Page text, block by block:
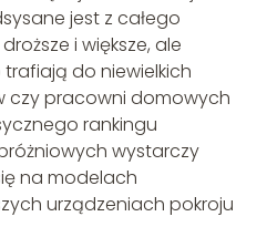
jest z całego
i większe, ale
do niewielkich
czy pracowni domowych
rankingu
wystarczy
na modelach
urządzeniach pokroju